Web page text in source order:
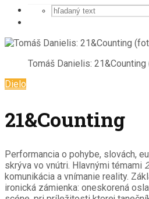
Tomáš Danielis:
Dielo
21&Counting
Performancia o pohybe, slovách,
skrýva vo vnútri. Hlavnými témami
komunikácia a vnímanie reality.
ironická zámienka: oneskorená